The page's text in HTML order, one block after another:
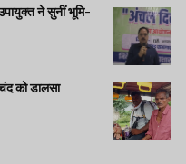
ने सुनीं भूमि-
को डालसा